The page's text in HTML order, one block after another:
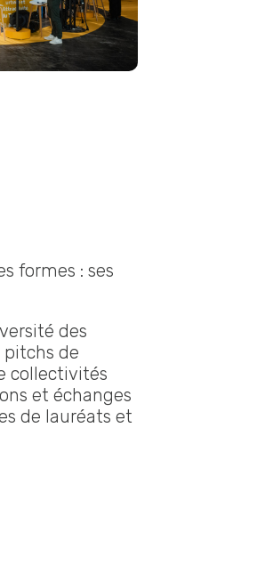
formes : ses
des
pitchs de
collectivités
et échanges
de lauréats et